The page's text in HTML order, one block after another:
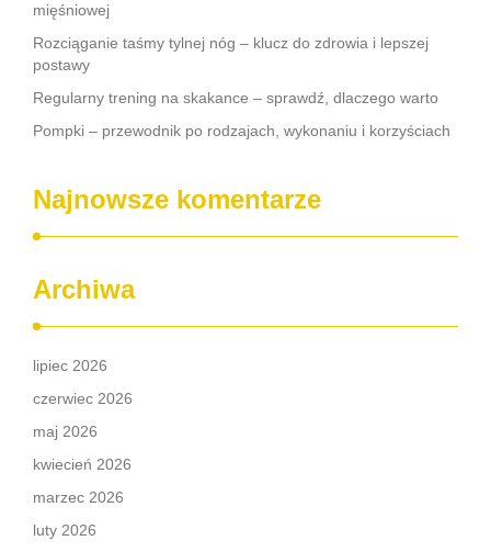
mięśniowej
Rozciąganie taśmy tylnej nóg – klucz do zdrowia i lepszej
postawy
Regularny trening na skakance – sprawdź, dlaczego warto
Pompki – przewodnik po rodzajach, wykonaniu i korzyściach
Najnowsze komentarze
Archiwa
lipiec 2026
czerwiec 2026
maj 2026
kwiecień 2026
marzec 2026
luty 2026